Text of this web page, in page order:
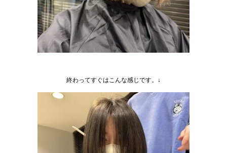
終わってすぐはこんな感じです。↓